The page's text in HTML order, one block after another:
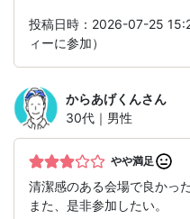
投稿日時：2026-07-25
ィーに参加）
からあげくんさん
30代｜男性
やや満足
清潔感のある会場で良かった
また、是非参加したい。